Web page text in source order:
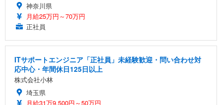
神奈川県
月給25万円～70万円
正社員
ITサポートエンジニア「正社員」未経験歓迎・問い合わせ対
応中心・年間休日125日以上
株式会社小林
埼玉県
月給31万9,500円～50万円